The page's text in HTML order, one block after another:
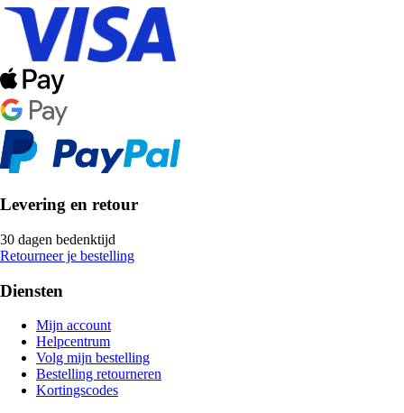
Levering en retour
30 dagen bedenktijd
Retourneer je bestelling
Diensten
Mijn account
Helpcentrum
Volg mijn bestelling
Bestelling retourneren
Kortingscodes